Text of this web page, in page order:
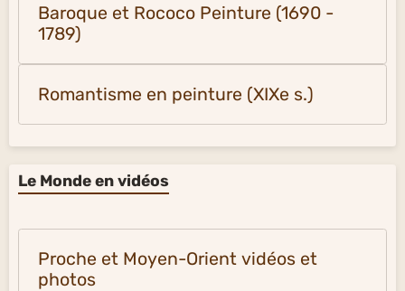
Baroque et Rococo Peinture (1690 -
1789)
Romantisme en peinture (XIXe s.)
Le Monde en vidéos
Proche et Moyen-Orient vidéos et
photos